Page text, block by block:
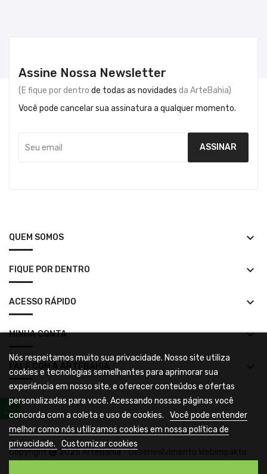
Assine Nossa Newsletter
(E fique por dentro de todas as novidades da ArteBahia)
Você pode cancelar sua assinatura a qualquer momento.
QUEM SOMOS keyboard_arrow_down
FIQUE POR DENTRO keyboard_arrow_down
ACESSO RÁPIDO keyboard_arrow_down
MINHA CONTA keyboard_arrow_down
FALE COM A ARTEBAHIA
Nós respeitamos muito sua privacidade. Nosso site utiliza
cookies e tecnologias semelhantes para aprimorar sua
experiência em nosso site, e oferecer conteúdos e ofertas
personalizadas para você. Acessando nossas páginas você
concorda com a coleta e uso de cookies.
Você pode entender
melhor como nós utilizamos cookies em nossa política de
privacidade.
Customizar cookies
Copyright
2025 ArteBahia - Desenvolvimento